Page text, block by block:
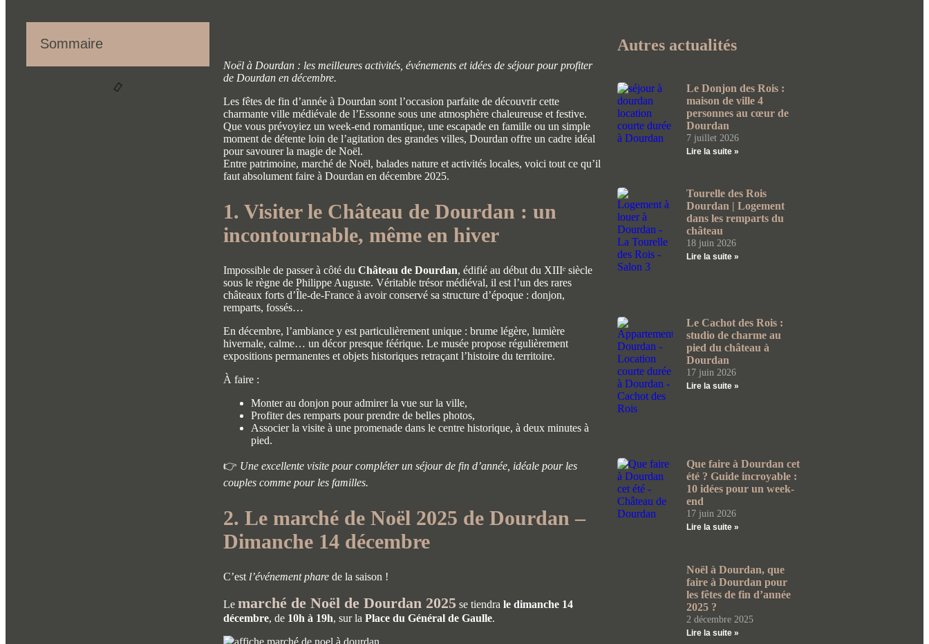
Sommaire
Noël à Dourdan : les meilleures activités, événements et idées de séjour pour profiter
de Dourdan en décembre.
Les fêtes de fin d’année à Dourdan sont l’occasion parfaite de découvrir cette
charmante ville médiévale de l’Essonne sous une atmosphère chaleureuse et festive.
Que vous prévoyiez un week-end romantique, une escapade en famille ou un simple
moment de détente loin de l’agitation des grandes villes, Dourdan offre un cadre idéal
pour savourer la magie de Noël.
Entre patrimoine, marché de Noël, balades nature et activités locales, voici tout ce qu’il
faut absolument faire à Dourdan en décembre 2025.
1. Visiter le Château de Dourdan : un
incontournable, même en hiver
Impossible de passer à côté du Château de Dourdan, édifié au début du XIIIᵉ siècle
sous le règne de Philippe Auguste. Véritable trésor médiéval, il est l’un des rares
châteaux forts d’Île-de-France à avoir conservé sa structure d’époque : donjon,
remparts, fossés…
En décembre, l’ambiance y est particulièrement unique : brume légère, lumière
hivernale, calme… un décor presque féérique. Le musée propose régulièrement
expositions permanentes et objets historiques retraçant l’histoire du territoire.
À faire :
Monter au donjon pour admirer la vue sur la ville,
Profiter des remparts pour prendre de belles photos,
Associer la visite à une promenade dans le centre historique, à deux minutes à
pied.
👉 Une excellente visite pour compléter un séjour de fin d’année, idéale pour les
couples comme pour les familles.
2. Le marché de Noël 2025 de Dourdan –
Dimanche 14 décembre
C’est l’événement phare de la saison !
Le marché de Noël de Dourdan 2025 se tiendra le dimanche 14
décembre, de 10h à 19h, sur la Place du Général de Gaulle.
Autres actualités
Le Donjon des Rois :
maison de ville 4
personnes au cœur de
Dourdan
7 juillet 2026
Lire la suite »
Tourelle des Rois
Dourdan | Logement
dans les remparts du
château
18 juin 2026
Lire la suite »
Le Cachot des Rois :
studio de charme au
pied du château à
Dourdan
17 juin 2026
Lire la suite »
Que faire à Dourdan cet
été ? Guide incroyable :
10 idées pour un week-
end
17 juin 2026
Lire la suite »
Noël à Dourdan, que
faire à Dourdan pour
les fêtes de fin d’année
2025 ?
2 décembre 2025
Lire la suite »